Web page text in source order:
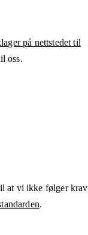
på nettstedet til
oss.
at vi ikke følger
.